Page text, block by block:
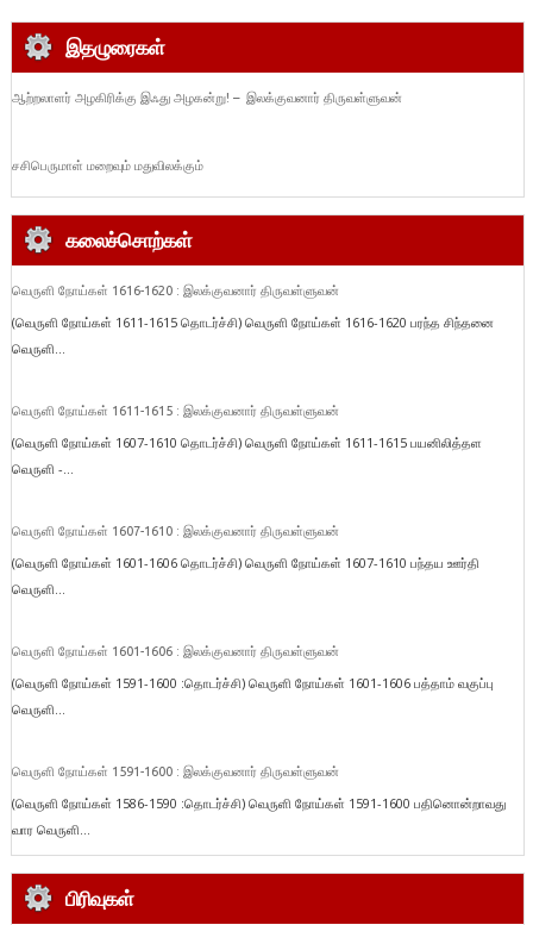
இதழுரைகள்
ஆற்றலாளர் அழகிரிக்கு இஃது அழகன்று! – இலக்குவனார் திருவள்ளுவன்
சசிபெருமாள் மறைவும் மதுவிலக்கும்
கலைச்சொற்கள்
வெருளி நோய்கள் 1616-1620 : இலக்குவனார் திருவள்ளுவன்
(வெருளி நோய்கள் 1611-1615 தொடர்ச்சி) வெருளி நோய்கள் 1616-1620 பரந்த சிந்தனை
வெருளி...
வெருளி நோய்கள் 1611-1615 : இலக்குவனார் திருவள்ளுவன்
(வெருளி நோய்கள் 1607-1610 தொடர்ச்சி) வெருளி நோய்கள் 1611-1615 பயனிலித்தள
வெருளி -...
வெருளி நோய்கள் 1607-1610 : இலக்குவனார் திருவள்ளுவன்
(வெருளி நோய்கள் 1601-1606 தொடர்ச்சி) வெருளி நோய்கள் 1607-1610 பந்தய ஊர்தி
வெருளி...
வெருளி நோய்கள் 1601-1606 : இலக்குவனார் திருவள்ளுவன்
(வெருளி நோய்கள் 1591-1600 :தொடர்ச்சி) வெருளி நோய்கள் 1601-1606 பத்தாம் வகுப்பு
வெருளி...
வெருளி நோய்கள் 1591-1600 : இலக்குவனார் திருவள்ளுவன்
(வெருளி நோய்கள் 1586-1590 :தொடர்ச்சி) வெருளி நோய்கள் 1591-1600 பதினொன்றாவது
வார வெருளி...
பிரிவுகள்